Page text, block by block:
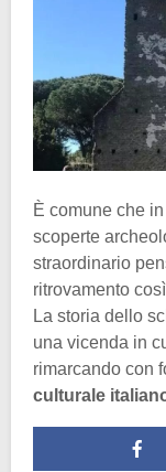
È comune che
scoperte
straordinario
ritrovamento
La storia dello
una vicenda in
rimarcando con
culturale